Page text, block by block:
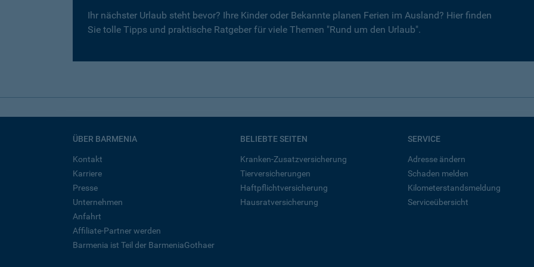
Ihr nächster Urlaub steht bevor? Ihre Kinder oder Bekannte planen Ferien im Ausland? Hier finden
Sie tolle Tipps und praktische Ratgeber für viele Themen "Rund um den Urlaub".
ÜBER BARMENIA
Kontakt
Karriere
Presse
Unternehmen
Anfahrt
Affiliate-Partner werden
Barmenia ist Teil der BarmeniaGothaer
BELIEBTE SEITEN
Kranken-Zusatzversicherung
Tierversicherungen
Haftpflichtversicherung
Hausratversicherung
SERVICE
Adresse ändern
Schaden melden
Kilometerstandsmeldung
Serviceübersicht